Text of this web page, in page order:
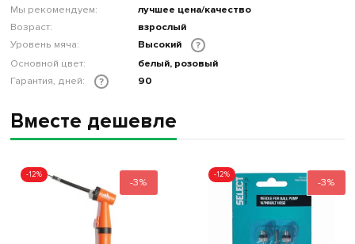
Мы рекомендуем:
лучшее цена/качество
Возраст:
взрослый
Уровень мяча:
Высокий
?
Основной цвет:
белый, розовый
Гарантия, дней:
? 90
Вместе дешевле
-3%
-12%
-3%
-12%